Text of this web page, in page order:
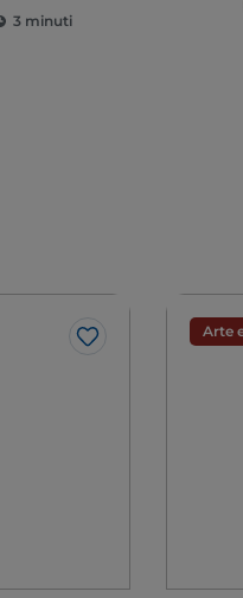
3 minuti
Like
Arte